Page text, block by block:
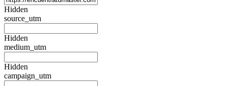
Hidden
source_utm
Hidden
medium_utm
Hidden
campaign_utm